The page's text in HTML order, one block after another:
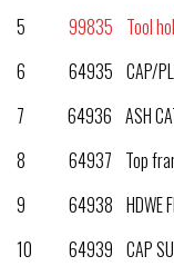
5 99835 Tool
6 64935 CAP/PLUG
7 64936 ASH
8 64937 Top frame
9 64938 HDWE
10 64939 CAP